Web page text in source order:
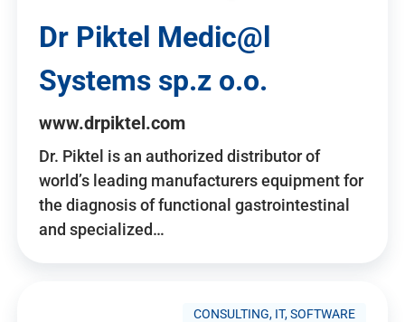
Dr Piktel Medic@l
Systems sp.z o.o.
www.drpiktel.com
Dr. Piktel is an authorized distributor of
world’s leading manufacturers equipment for
the diagnosis of functional gastrointestinal
and specialized…
CONSULTING, IT, SOFTWARE